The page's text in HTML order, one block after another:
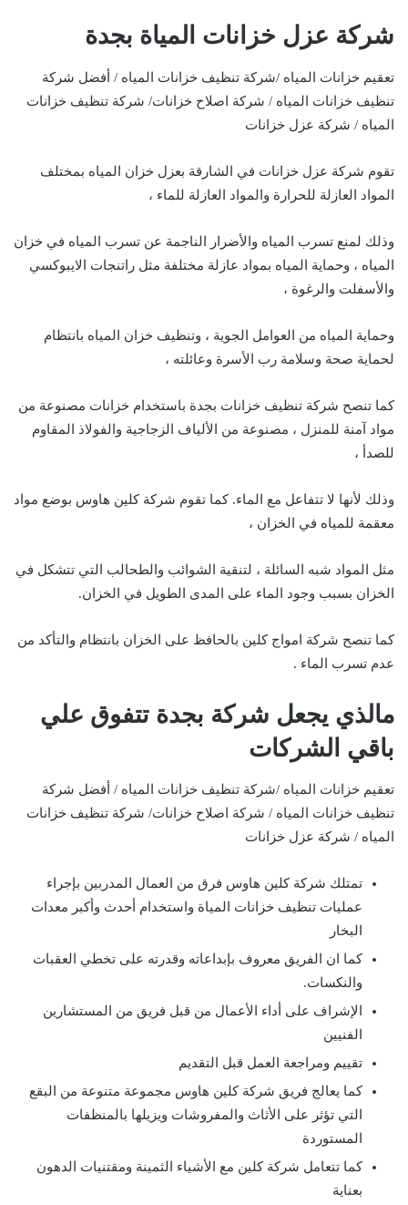
شركة عزل خزانات المياة بجدة
تعقيم خزانات المياه /شركة تنظيف خزانات المياه / أفضل شركة
تنظيف خزانات المياه / شركة اصلاح خزانات/ شركة تنظيف خزانات
المياه / شركة عزل خزانات
تقوم شركة عزل خزانات في الشارقة بعزل خزان المياه بمختلف
المواد العازلة للحرارة والمواد العازلة للماء ،
وذلك لمنع تسرب المياه والأضرار الناجمة عن تسرب المياه في خزان
المياه ، وحماية المياه بمواد عازلة مختلفة مثل راتنجات الايبوكسي
والأسفلت والرغوة ،
وحماية المياه من العوامل الجوية ، وتنظيف خزان المياه بانتظام
لحماية صحة وسلامة رب الأسرة وعائلته ،
كما تنصح شركة تنظيف خزانات بجدة باستخدام خزانات مصنوعة من
مواد آمنة للمنزل ، مصنوعة من الألياف الزجاجية والفولاذ المقاوم
للصدأ ،
وذلك لأنها لا تتفاعل مع الماء. كما تقوم شركة كلين هاوس بوضع مواد
معقمة للمياه في الخزان ،
مثل المواد شبه السائلة ، لتنقية الشوائب والطحالب التي تتشكل في
الخزان بسبب وجود الماء على المدى الطويل في الخزان.
كما تنصح شركة امواج كلين بالحافظ على الخزان بانتظام والتأكد من
عدم تسرب الماء .
مالذي يجعل شركة بجدة تتفوق علي
باقي الشركات
تعقيم خزانات المياه /شركة تنظيف خزانات المياه / أفضل شركة
تنظيف خزانات المياه / شركة اصلاح خزانات/ شركة تنظيف خزانات
المياه / شركة عزل خزانات
تمتلك شركة كلين هاوس فرق من العمال المدربين بإجراء
عمليات تنظيف خزانات المياة واستخدام أحدث وأكبر معدات
البخار
كما ان الفريق معروف بإبداعاته وقدرته على تخطي العقبات
والنكسات.
الإشراف على أداء الأعمال من قبل فريق من المستشارين
الفنيين
تقييم ومراجعة العمل قبل التقديم
كما يعالج فريق شركة كلين هاوس مجموعة متنوعة من البقع
التي تؤثر على الأثاث والمفروشات ويزيلها بالمنظفات
المستوردة
كما تتعامل شركة كلين مع الأشياء الثمينة ومقتنيات الدهون
بعناية